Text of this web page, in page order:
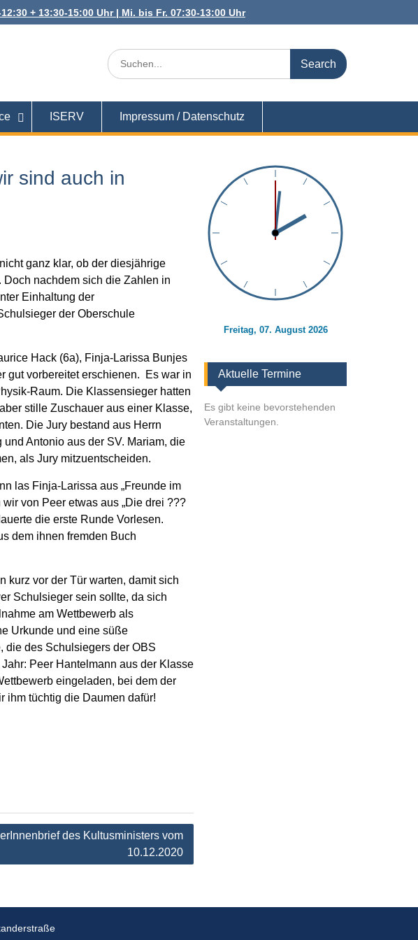
+ 13:30-15:00 Uhr | Mi. bis Fr. 07:30-13:00 Uhr
Search
for:
ISERV Impressum / Datenschutz
sind auch in
ganz klar, ob der diesjährige
nachdem sich die Zahlen in
Einhaltung der
der Oberschule
Hack (6a), Finja-Larissa Bunjes
gut vorbereitet erschienen. Es war in
Raum. Die Klassensieger hatten
stille Zuschauer aus einer Klasse,
Die Jury bestand aus Herrn
Antonio aus der SV. Mariam, die
als Jury mitzuentscheiden.
las Finja-Larissa aus „Freunde im
von Peer etwas aus „Die drei ???
die erste Runde Vorlesen.
dem ihnen fremden Buch
kurz vor der Tür warten, damit sich
Schulsieger sein sollte, da sich
am Wettbewerb als
Urkunde und eine süße
die des Schulsiegers der OBS
Peer Hantelmann aus der Klasse
eingeladen, bei dem der
ihm tüchtig die Daumen dafür!
des Kultusministers vom
10.12.2020
Freitag, 07. August 2026
Aktuelle Termine
Es gibt keine bevorstehenden
Veranstaltungen.